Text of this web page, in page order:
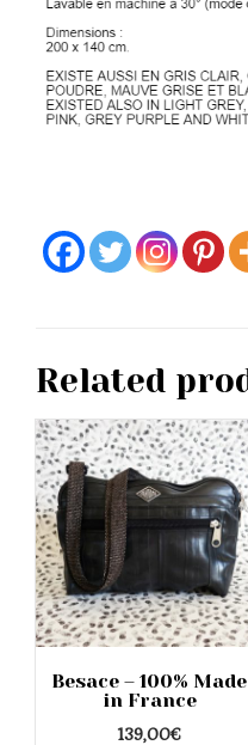
Related
Besace – 100% Made
in France
139,00€